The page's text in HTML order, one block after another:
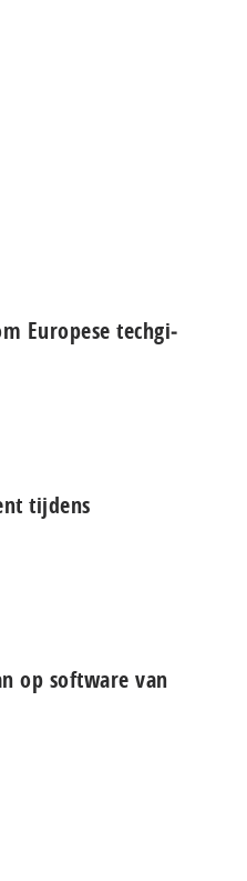
Europese tech­gi­
tijdens
op software van